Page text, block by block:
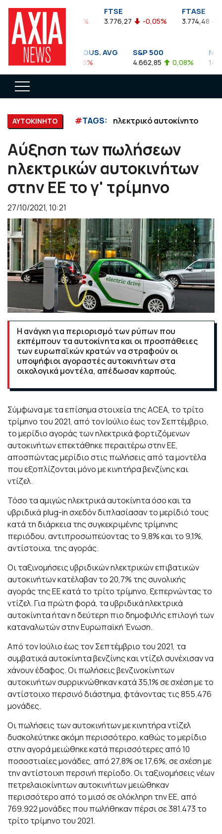
FTSEA
899,47 -0,04%
FTSE
3.776,27 -0,05%
FTASE
3.774,48 -
DOW JONES INDUS. AVG
35.911,81
S&P 500
4.662,85 0,08%
ΑΥΤΟΚΙΝΗΤΟ #TAGS: ηλεκτρικό αυτοκίνητο
Αύξηση των πωλήσεων
ηλεκτρικών αυτοκινήτων
στην ΕΕ το γ' τρίμηνο
27/10/2021, 10:21
Η ανάγκη για περιορισμό των ρύπων που
εκπέμπουν τα αυτοκίνητα και οι προσπάθειες
των ευρωπαϊκών κρατών να στραφούν οι
υποψήφιοι αγοραστές αυτοκινήτων στα
οικολογικά μοντέλα, απέδωσαν καρπούς.
Σύμφωνα με τα επίσημα στοιχεία της ACEA, το τρίτο
τρίμηνο του 2021, από τον Ιούλιο έως τον Σεπτέμβριο,
το μερίδιο αγοράς των ηλεκτρικά φορτιζόμενων
αυτοκινήτων επεκτάθηκε περαιτέρω στην ΕΕ,
αποσπώντας μερίδιο στις πωλήσεις από τα μοντέλα
που εξοπλίζονται μόνο με κινητήρα βενζίνης και
ντίζελ.
Τόσο τα αμιγώς ηλεκτρικά αυτοκίνητα όσο και τα
υβριδικά plug-in σχεδόν διπλασίασαν το μερίδιό τους
κατά τη διάρκεια της συγκεκριμένης τρίμηνης
περιόδου, αντιπροσωπεύοντας το 9,8% και το 9,1%,
αντίστοιχα, της αγοράς.
Οι ταξινομήσεις υβριδικών ηλεκτρικών επιβατικών
αυτοκινήτων κατέλαβαν το 20,7% της συνολικής
αγοράς της ΕΕ κατά το τρίτο τρίμηνο, ξεπερνώντας το
ντίζελ. Για πρώτη φορά, τα υβριδικά ηλεκτρικά
αυτοκίνητα ήταν η δεύτερη πιο δημοφιλής επιλογή των
καταναλωτών στην Ευρωπαϊκή Ένωση.
Από τον Ιούλιο έως τον Σεπτέμβριο του 2021, τα
συμβατικά αυτοκίνητα βενζίνης και ντίζελ συνέχισαν να
χάνουν έδαφος. Οι πωλήσεις βενζινοκίνητων
αυτοκινήτων συρρικνώθηκαν κατά 35,1% σε σχέση με το
αντίστοιχο περσινό διάστημα, φτάνοντας τις 855.476
μονάδες.
Οι πωλήσεις των αυτοκινήτων με κινητήρα ντίζελ
δυσκολεύτηκε ακόμη περισσότερο, καθώς το μερίδιο
στην αγορά μειώθηκε κατά περισσότερες από 10
ποσοστιαίες μονάδες, από 27,8% σε 17,6%, σε σχέση με
την αντίστοιχη περσινή περίοδο. Οι ταξινομήσεις νέων
πετρελαιοκίνητων αυτοκινήτων μειώθηκαν
περισσότερο από το μισό σε ολόκληρη την ΕΕ, από
769.922 μονάδες που πωλήθηκαν πέρσι σε 381.473 το
τρίτο τρίμηνο του 2021.